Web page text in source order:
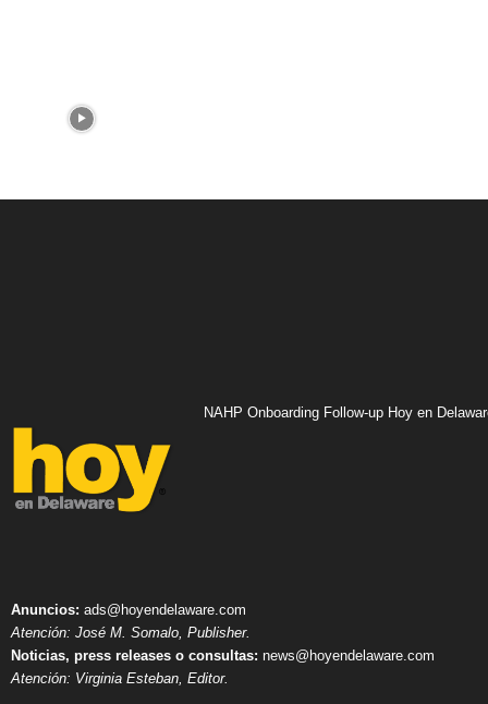
NAHP Onboarding Follow-up Hoy en
Anuncios: ads@hoyendelaware.com
Atención: José M. Somalo, Publisher.
Noticias, press releases o consultas: news@hoyendelaware.com
Atención: Virginia Esteban, Editor.